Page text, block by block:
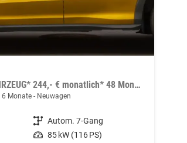
Trend *BESTELLFAHRZEUG* 244,- € monatlich* 48 Monate* Ohne Kilometerbegrenzung*
6 Monate Neuwagen
Getriebe Autom. 7-Gang
Leistung 85 kW (116 PS)